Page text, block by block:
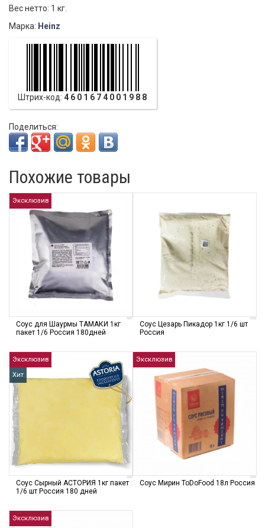
Вес нетто: 1 кг.
Марка: Heinz
Штрих-код: 4601674001988
Поделиться:
Похожие товары
Эксклюзив
Соус для Шаурмы ТАМАКИ 1кг
пакет 1/6 Россия 180дней
Соус Цезарь Пикадор 1кг 1/6 шт
Россия
Эксклюзив
Хит
Соус Сырный АСТОРИЯ 1кг пакет
1/6 шт Россия 180 дней
Эксклюзив
Соус Мирин ToDoFood 18л Россия
Эксклюзив